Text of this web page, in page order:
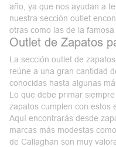
año, ya que nos ayudan a
nuestra sección outlet
otras como las de la famosa
Outlet de Zapatos
La secciónoutlet de
reúne a una gran cantidad
conocidas hasta algunas
Lo que debe primar
zapatos cumplen con estos
Aquí encontrarás desde
marcas más modestas
de Callaghan son muy